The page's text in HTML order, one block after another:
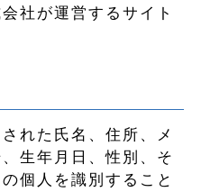
社が運営するサイト
れた氏名、住所、メ
生年月日、性別、そ
個人を識別すること